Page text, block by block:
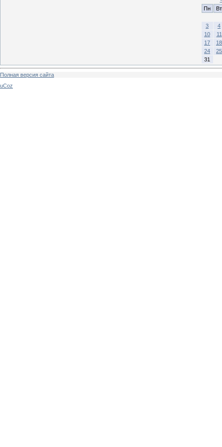
Пн
Вт
3
4
10
11
17
18
24
25
31
Полная версия сайта
uCoz